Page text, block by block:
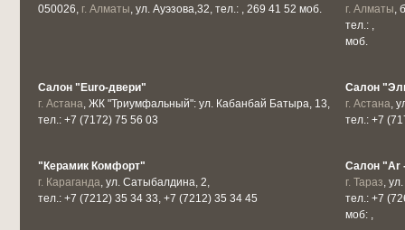
050026, г. Алматы , ул. Ауэзова,32, тел.: , 269 41 52 моб.
г. Алматы ,
тел.: ,
моб.
Салон "Euro-двери"
г. Астана , ЖК "Триумфальный": ул. Кабанбай Батыра, 13,
тел.: +7 (7172) 75 56 03
Салон
г. Астана ,
тел.: +7
"Керамик Комфорт"
г. Караганда , ул. Сатыбалдина, 2,
тел.: +7 (7212) 35 34 33, +7 (7212) 35 34 45
Салон "Ar
г. Тараз ,
тел.: +7
моб: ,